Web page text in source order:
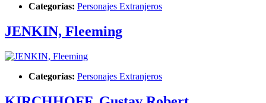
Categorías: Personajes Extranjeros
JENKIN, Fleeming
Categorías: Personajes Extranjeros